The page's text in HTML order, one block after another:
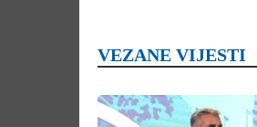
VEZANE VIJESTI